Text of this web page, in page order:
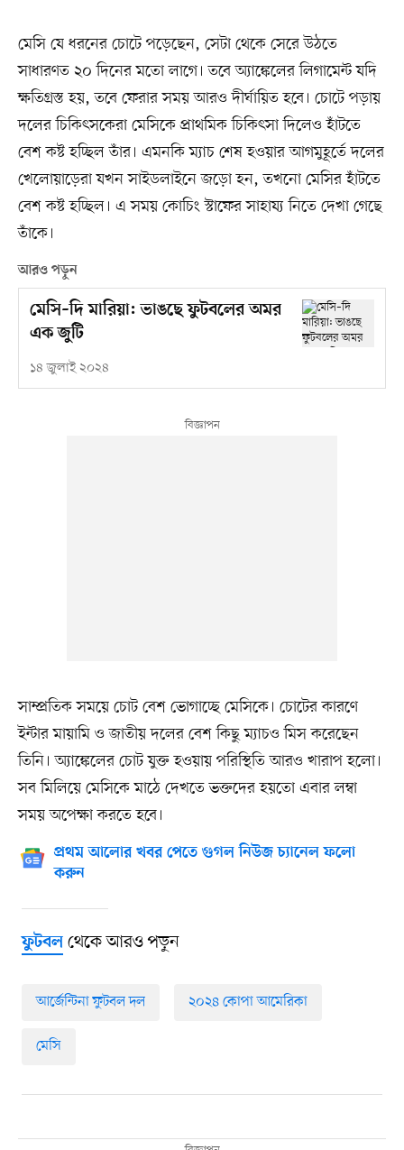
মেসি যে ধরনের চোটে পড়েছেন, সেটা থেকে সেরে উঠতে
সাধারণত ২০ দিনের মতো লাগে। তবে অ্যাঙ্কেলের লিগামেন্ট যদি
ক্ষতিগ্রস্ত হয়, তবে ফেরার সময় আরও দীর্ঘায়িত হবে। চোটে পড়ায়
দলের চিকিৎসকেরা মেসিকে প্রাথমিক চিকিৎসা দিলেও হাঁটতে
বেশ কষ্ট হচ্ছিল তাঁর। এমনকি ম্যাচ শেষ হওয়ার আগমুহূর্তে দলের
খেলোয়াড়েরা যখন সাইডলাইনে জড়ো হন, তখনো মেসির হাঁটতে
বেশ কষ্ট হচ্ছিল। এ সময় কোচিং স্টাফের সাহায্য নিতে দেখা গেছে
তাঁকে।
আরও পড়ুন
মেসি–দি মারিয়া: ভাঙছে ফুটবলের অমর
এক জুটি
১৪ জুলাই ২০২৪
সাম্প্রতিক সময়ে চোট বেশ ভোগাচ্ছে মেসিকে। চোটের কারণে
ইন্টার মায়ামি ও জাতীয় দলের বেশ কিছু ম্যাচও মিস করেছেন
তিনি। অ্যাঙ্কেলের চোট যুক্ত হওয়ায় পরিস্থিতি আরও খারাপ হলো।
সব মিলিয়ে মেসিকে মাঠে দেখতে ভক্তদের হয়তো এবার লম্বা
সময় অপেক্ষা করতে হবে।
প্রথম আলোর খবর পেতে গুগল নিউজ চ্যানেল ফলো
করুন
ফুটবলথেকে আরও পড়ুন
আর্জেন্টিনা ফুটবল দল ২০২৪ কোপা আমেরিকা
মেসি